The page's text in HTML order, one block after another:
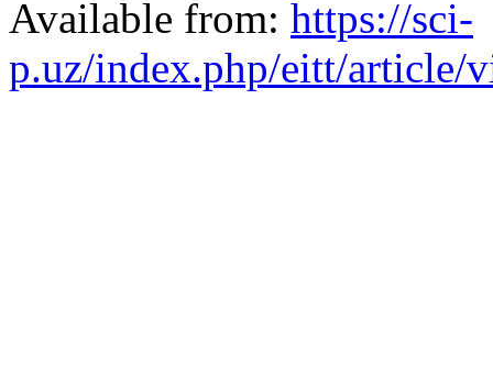
Available from: https://sci-
p.uz/index.php/eitt/article/